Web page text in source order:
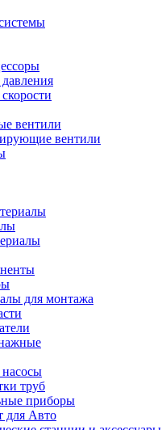
вентили
вентили
для монтажа
труб
приборы
для Авто